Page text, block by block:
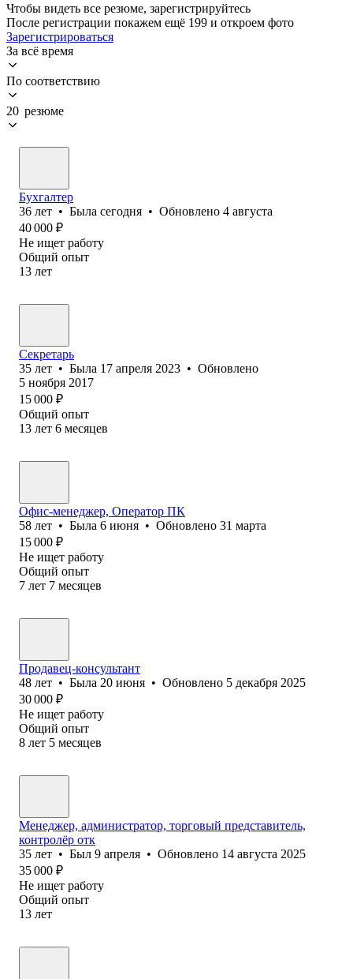
Чтобы видеть все резюме, зарегистрируйтесь
После регистрации покажем ещё 199 и откроем фото
Зарегистрироваться
За всё время
По соответствию
20 резюме
Бухгалтер
36 лет • Была сегодня • Обновлено 4 августа
40 000 ₽
Не ищет работу
Общий опыт
13 лет
Секретарь
35 лет • Была 17 апреля 2023 • Обновлено
5 ноября 2017
15 000 ₽
Общий опыт
13 лет 6 месяцев
Офис-менеджер, Оператор ПК
58 лет • Была 6 июня • Обновлено 31 марта
15 000 ₽
Не ищет работу
Общий опыт
7 лет 7 месяцев
Продавец-консультант
48 лет • Была 20 июня • Обновлено 5 декабря 2025
30 000 ₽
Не ищет работу
Общий опыт
8 лет 5 месяцев
Менеджер, администратор, торговый представитель,
контролёр отк
35 лет • Был 9 апреля • Обновлено 14 августа 2025
35 000 ₽
Не ищет работу
Общий опыт
13 лет